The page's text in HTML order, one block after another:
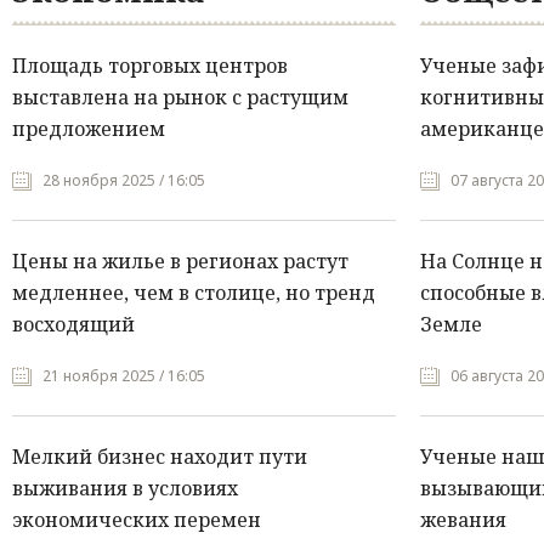
Площадь торговых центров
выставлена на рынок с растущим
предложением
28 ноября 2025 / 16:05
Цены на жилье в регионах растут
медленнее, чем в столице, но тренд
восходящий
21 ноября 2025 / 16:05
Мелкий бизнес находит пути
выживания в условиях
экономических перемен
Ученые
07 августа
На Солнце
способные
Земле
06 августа
Ученые
жевания